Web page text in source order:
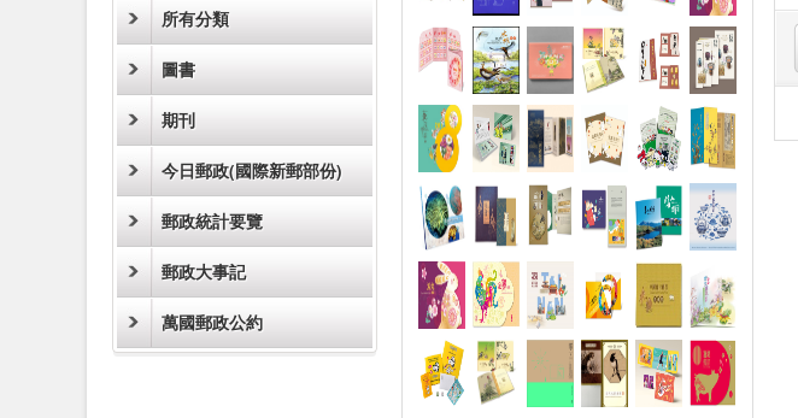
所有分類
圖書
期刊
今日郵政(國際新郵部份)
郵政統計要覽
郵政大事記
萬國郵政公約